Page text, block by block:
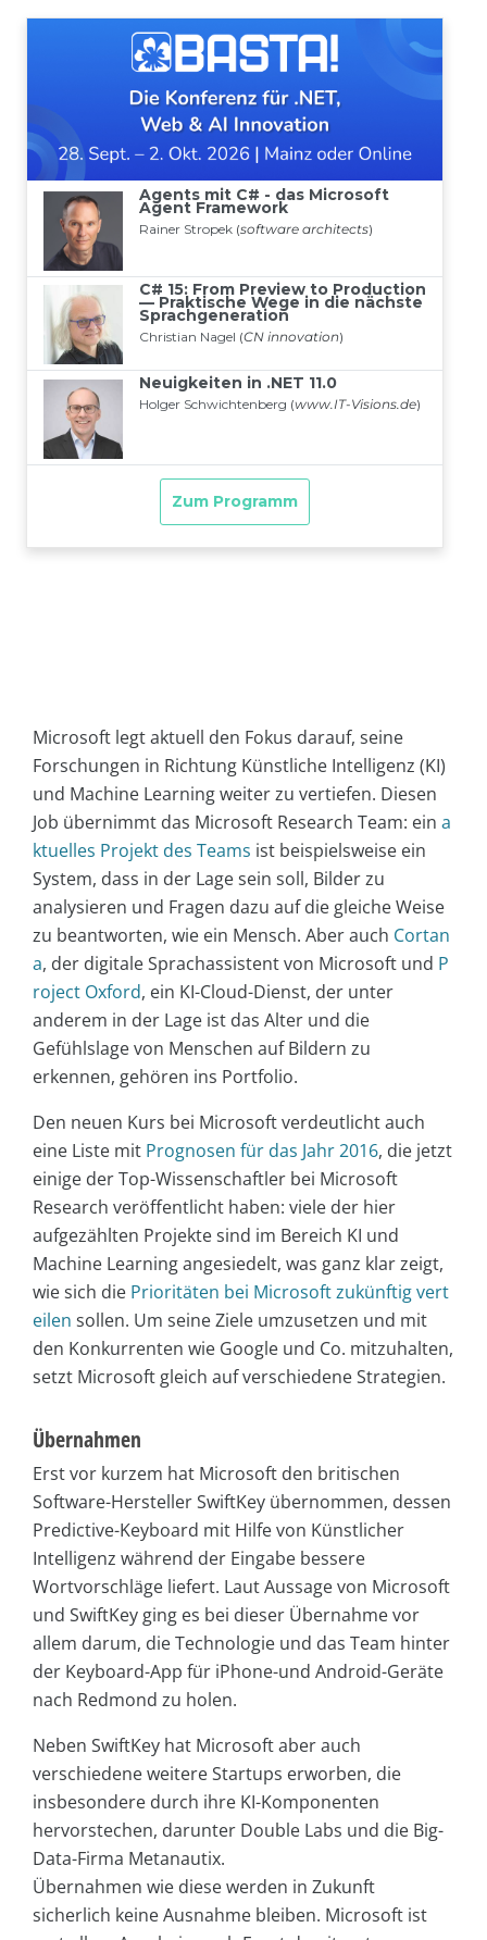
Microsoft legt aktuell den Fokus darauf, seine
Forschungen in Richtung Künstliche Intelligenz (KI)
und Machine Learning weiter zu vertiefen. Diesen
Job übernimmt das Microsoft Research Team: ein a
ktuelles Projekt des Teams ist beispielsweise ein
System, dass in der Lage sein soll, Bilder zu
analysieren und Fragen dazu auf die gleiche Weise
zu beantworten, wie ein Mensch. Aber auch Cortan
a, der digitale Sprachassistent von Microsoft und P
roject Oxford, ein KI-Cloud-Dienst, der unter
anderem in der Lage ist das Alter und die
Gefühlslage von Menschen auf Bildern zu
erkennen, gehören ins Portfolio.
Den neuen Kurs bei Microsoft verdeutlicht auch
eine Liste mit Prognosen für das Jahr 2016, die jetzt
einige der Top-Wissenschaftler bei Microsoft
Research veröffentlicht haben: viele der hier
aufgezählten Projekte sind im Bereich KI und
Machine Learning angesiedelt, was ganz klar zeigt,
wie sich die Prioritäten bei Microsoft zukünftig vert
eilen sollen. Um seine Ziele umzusetzen und mit
den Konkurrenten wie Google und Co. mitzuhalten,
setzt Microsoft gleich auf verschiedene Strategien.
Übernahmen
Erst vor kurzem hat Microsoft den britischen
Software-Hersteller SwiftKey übernommen, dessen
Predictive-Keyboard mit Hilfe von Künstlicher
Intelligenz während der Eingabe bessere
Wortvorschläge liefert. Laut Aussage von Microsoft
und SwiftKey ging es bei dieser Übernahme vor
allem darum, die Technologie und das Team hinter
der Keyboard-App für iPhone-und Android-Geräte
nach Redmond zu holen.
Neben SwiftKey hat Microsoft aber auch
verschiedene weitere Startups erworben, die
insbesondere durch ihre KI-Komponenten
hervorstechen, darunter Double Labs und die Big-
Data-Firma Metanautix.
Übernahmen wie diese werden in Zukunft
sicherlich keine Ausnahme bleiben. Microsoft ist